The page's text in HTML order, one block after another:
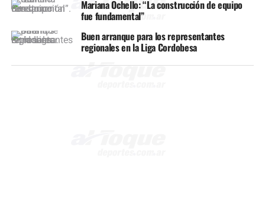
Mariana Ochello: “La construcción de equipo
fue fundamental”
Buen arranque para los representantes
regionales en la Liga Cordobesa